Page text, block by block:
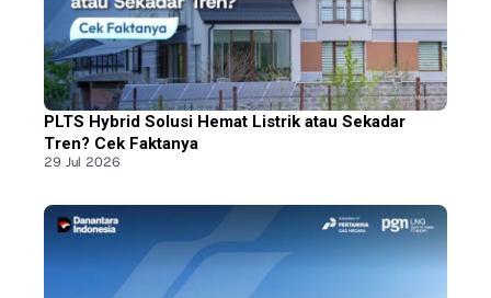
PLTS Hybrid Solusi Hemat Listrik atau Sekadar
Tren? Cek Faktanya
29 Jul 2026